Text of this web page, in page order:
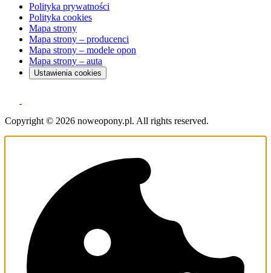
Polityka prywatności
Polityka cookies
Mapa strony
Mapa strony – producenci
Mapa strony – modele opon
Mapa strony – auta
Ustawienia cookies
Copyright © 2026 noweopony.pl. All rights reserved.